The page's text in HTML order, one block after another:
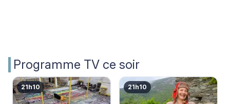
Programme TV ce soir
21h10 21h10